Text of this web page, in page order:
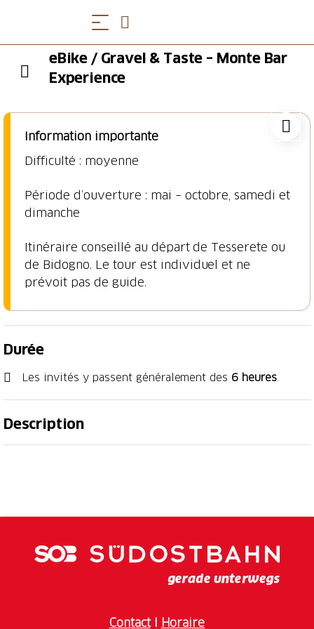
eBike / Gravel & Taste – Monte Bar
Experience
Information importante
Difficulté : moyenne
Période d’ouverture : mai – octobre, samedi et
dimanche
Itinéraire conseillé au départ de Tesserete ou
de Bidogno. Le tour est individuel et ne
prévoit pas de guide.
Durée
Les invités y passent généralement des 6 heures
Description
du matin jusqu’à l’après-midi, se transforment en un
véritable parcours du goût, accompagnant le visiteur
Le parcours emprunte des routes secondaires
ContactI Horaire